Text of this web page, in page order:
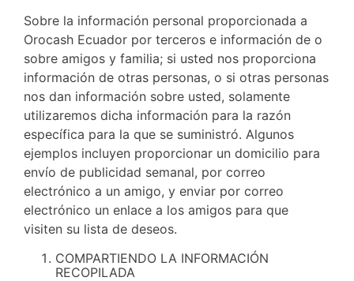
Sobre la información personal proporcionada a
Orocash Ecuador por terceros e información de o
sobre amigos y familia; si usted nos proporciona
información de otras personas, o si otras personas
nos dan información sobre usted, solamente
utilizaremos dicha información para la razón
específica para la que se suministró. Algunos
ejemplos incluyen proporcionar un domicilio para
envío de publicidad semanal, por correo
electrónico a un amigo, y enviar por correo
electrónico un enlace a los amigos para que
visiten su lista de deseos.
COMPARTIENDO LA INFORMACIÓN
RECOPILADA